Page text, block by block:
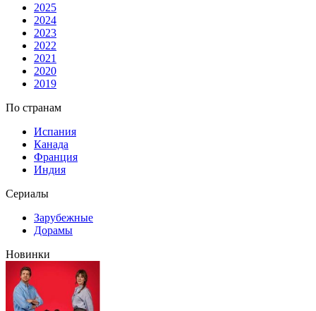
2025
2024
2023
2022
2021
2020
2019
По странам
Испания
Канада
Франция
Индия
Сериалы
Зарубежные
Дорамы
Новинки